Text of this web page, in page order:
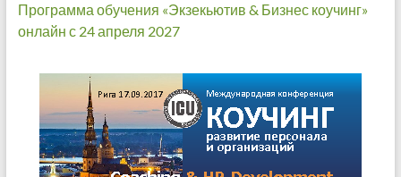
Программа обучения «Экзекьютив & Бизнес коучинг»
онлайн с 24 апреля 2027